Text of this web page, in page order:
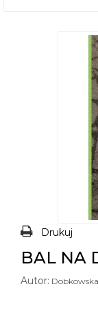
Drukuj
BAL NA
Autor: